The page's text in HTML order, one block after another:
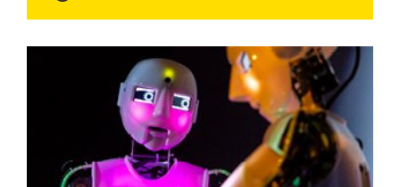
eksperymenty z wszelkich dziedzin nauki. Usiądź w
bezpiecznej klatce Faradaya i zobacz z bliska potężne